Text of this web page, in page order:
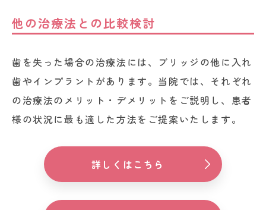
他の治療法との比較検討
歯を失った場合の治療法には、ブリッジの他に入れ
歯やインプラントがあります。当院では、それぞれ
の治療法のメリット・デメリットをご説明し、患者
様の状況に最も適した方法をご提案いたします。
詳しくはこちら